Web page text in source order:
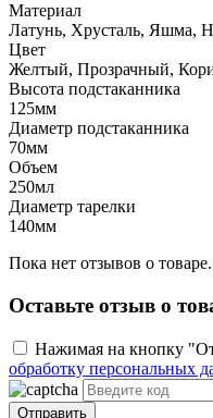
Материал
Латунь, Хрусталь, Яшма,
Цвет
Желтый, Прозрачный,
Высота подстаканника
125мм
Диаметр подстаканника
70мм
Объем
250мл
Диаметр тарелки
140мм
Пока нет отзывов о
Оставьте отзыв о
Нажимая на кнопку
обработку персональных
Отправить